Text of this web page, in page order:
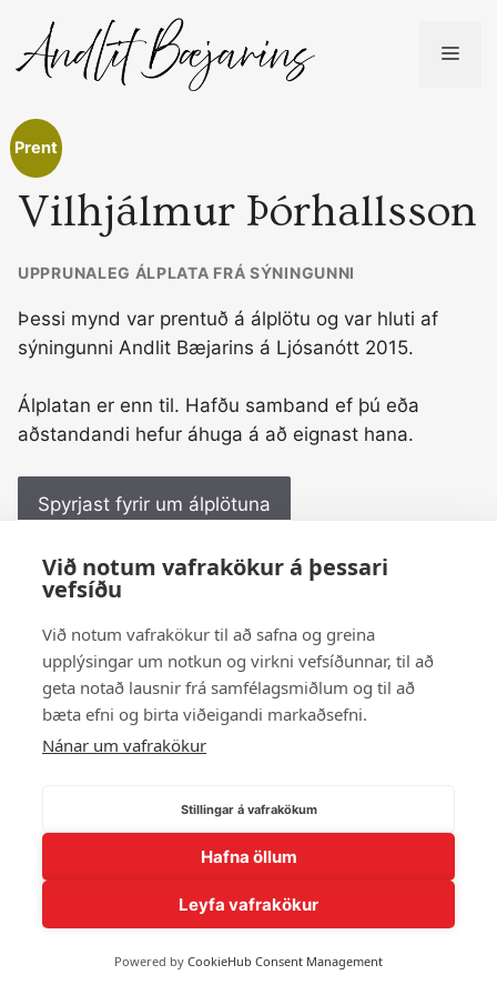
content
Prent
Vilhjálmur Þórhallsson
UPPRUNALEG ÁLPLATA FRÁ SÝNINGUNNI
Þessi mynd var prentuð á álplötu og var hluti af
sýningunni Andlit Bæjarins á Ljósanótt 2015.
Álplatan er enn til. Hafðu samband ef þú eða
aðstandandi hefur áhuga á að eignast hana.
Spyrjast fyrir um álplötuna
← Til baka í myndasafn
© 2026 Andlit Bæjarins -Wordpress Vefhönnun
Við notum vafrakökur á þessari
vefsíðu
Við notum vafrakökur til að safna og greina
upplýsingar um notkun og virkni vefsíðunnar, til að
geta notað lausnir frá samfélagsmiðlum og til að
bæta efni og birta viðeigandi markaðsefni.
Nánar um vafrakökur
Stillingar á vafrakökum
Hafna öllum
Leyfa vafrakökur
Powered by CookieHub Consent Management